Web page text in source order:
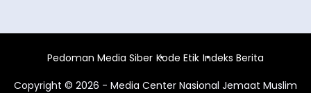
Pedoman Media Siber Kode Etik Indeks Berita
Copyright © 2026 - Media Center Nasional Jemaat Muslim